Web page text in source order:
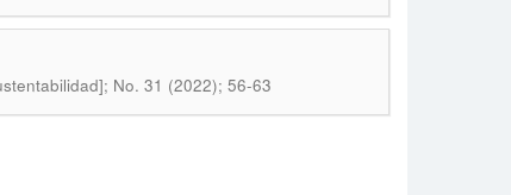
No. 31 (2022); 56-63